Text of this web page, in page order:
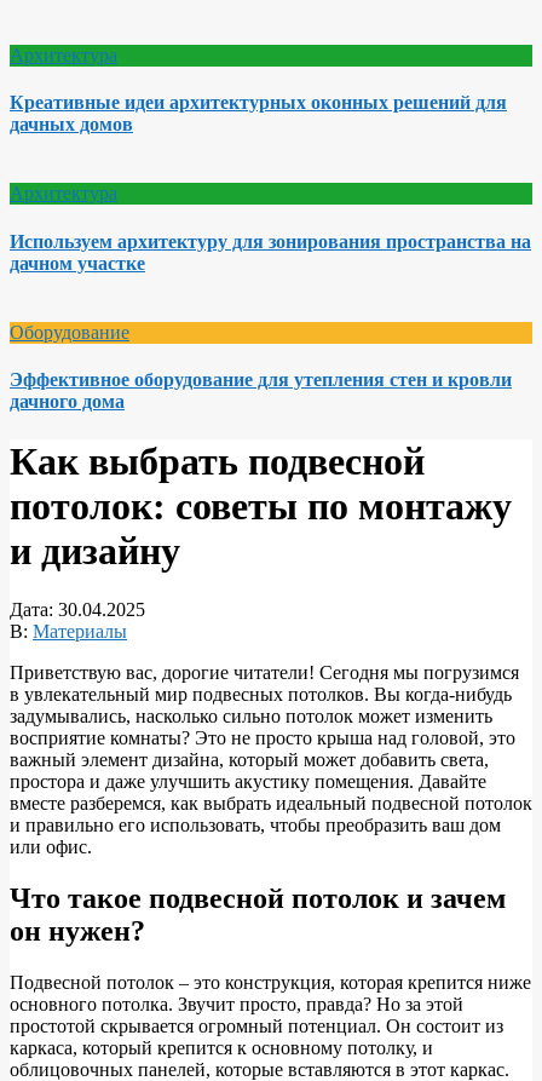
Архитектура
Креативные идеи архитектурных оконных решений для
дачных домов
Архитектура
Используем архитектуру для зонирования пространства на
дачном участке
Оборудование
Эффективное оборудование для утепления стен и кровли
дачного дома
Как выбрать подвесной
потолок: советы по монтажу
и дизайну
Дата: 30.04.2025
В: Материалы
Приветствую вас, дорогие читатели! Сегодня мы погрузимся
в увлекательный мир подвесных потолков. Вы когда-нибудь
задумывались, насколько сильно потолок может изменить
восприятие комнаты? Это не просто крыша над головой, это
важный элемент дизайна, который может добавить света,
простора и даже улучшить акустику помещения. Давайте
вместе разберемся, как выбрать идеальный подвесной потолок
и правильно его использовать, чтобы преобразить ваш дом
или офис.
Что такое подвесной потолок и зачем
он нужен?
Подвесной потолок – это конструкция, которая крепится ниже
основного потолка. Звучит просто, правда? Но за этой
простотой скрывается огромный потенциал. Он состоит из
каркаса, который крепится к основному потолку, и
облицовочных панелей, которые вставляются в этот каркас.